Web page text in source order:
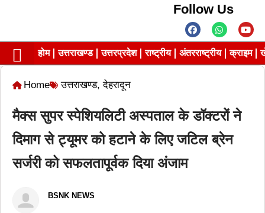
Follow Us
होम उत्तराखण्ड उत्तरप्रदेश राष्ट्रीय अंतरराष्ट्रीय क्राइम
Home उत्तराखण्ड,देहरादून
मैक्स सुपर स्पेशियलिटी अस्पताल के डॉक्टरों ने
दिमाग से ट्यूमर को हटाने के लिए जटिल ब्रेन
सर्जरी को सफलतापूर्वक दिया अंजाम
BSNK NEWS